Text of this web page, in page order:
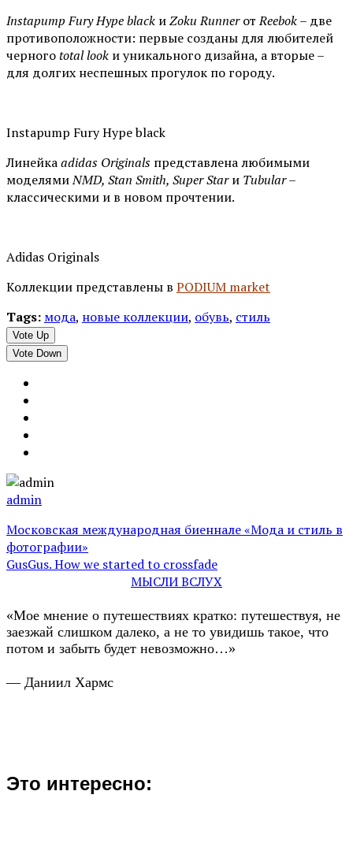
Instapump Fury Hype black иZoku RunnerотReebok– две
противоположности: первые созданы для любителей
черногоtotal look и уникального дизайна, а вторые –
для долгих неспешных прогулок по городу.
Instapump Fury Hype black
Линейкаadidas Originals представлена любимыми
моделямиNMD, Stan Smith, Super Starи Tubular–
классическими и в новом прочтении.
Adidas Originals
Коллекции представлены в PODIUM market
Tags: мода, новые коллекции, обувь, стиль
Vote Up
Vote Down
admin
Московская международная биеннале «Мода и стиль в
фотографии»
GusGus. How we started to crossfade
МЫСЛИ ВСЛУХ
«Мое мнение о путешествиях кратко: путешествуя, не
заезжай слишком далеко, а не то увидишь такое, что
потом и забыть будет невозможно…»
— Даниил Хармс
Это интересно: